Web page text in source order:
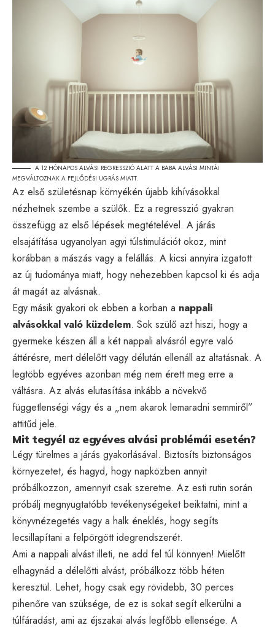
A 12 HÓNAPOS ALVÁSI REGRESSZIÓ ALATT A BABA ALVÁSI MINTÁI
MEGVÁLTOZNAK A FEJLŐDÉSI UGRÁS MIATT.
Az első születésnap környékén újabb kihívásokkal
nézhetnek szembe a szülők. Ez a regresszió gyakran
összefügg az első lépések megtételével. A járás
elsajátítása ugyanolyan agyi túlstimulációt okoz, mint
korábban a mászás vagy a felállás. A kicsi annyira izgatott
az új tudománya miatt, hogy nehezebben kapcsol ki és adja
át magát az alvásnak.
Egy másik gyakori ok ebben a korban a nappali
alvásokkal való küzdelem. Sok szülő azt hiszi, hogy a
gyermeke készen áll a két nappali alvásról egyre való
áttérésre, mert délelőtt vagy délután ellenáll az altatásnak. A
legtöbb egyéves azonban még nem érett meg erre a
váltásra. Az alvás elutasítása inkább a növekvő
függetlenségi vágy és a „nem akarok lemaradni semmiről”
attitűd jele.
Mit tegyél az egyéves alvási problémái esetén?
Légy türelmes a járás gyakorlásával. Biztosíts biztonságos
környezetet, és hagyd, hogy napközben annyit
próbálkozzon, amennyit csak szeretne. Az esti rutin során
próbálj megnyugtatóbb tevékenységeket beiktatni, mint a
könyvnézegetés vagy a halk éneklés, hogy segíts
lecsillapítani a felpörgött idegrendszerét.
Ami a nappali alvást illeti, ne add fel túl könnyen! Mielőtt
elhagynád a délelőtti alvást, próbálkozz több héten
keresztül. Lehet, hogy csak egy rövidebb, 30 perces
pihenőre van szüksége, de ez is sokat segít elkerülni a
túlfáradást, ami az éjszakai alvás legfőbb ellensége. A